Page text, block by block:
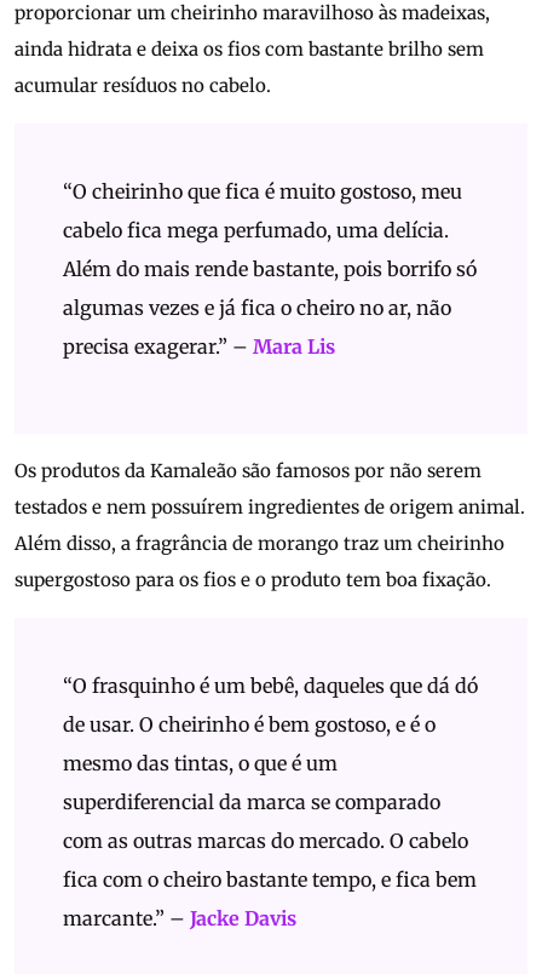
proporcionar um cheirinho maravilhoso às madeixas,
ainda hidrata e deixa os fios com bastante brilho sem
acumular resíduos no cabelo.
“O cheirinho que fica é muito gostoso, meu
cabelo fica mega perfumado, uma delícia.
Além do mais rende bastante, pois borrifo só
algumas vezes e já fica o cheiro no ar, não
precisa exagerar.” – Mara Lis
Os produtos da Kamaleão são famosos por não serem
testados e nem possuírem ingredientes de origem animal.
Além disso, a fragrância de morango traz um cheirinho
supergostoso para os fios e o produto tem boa fixação.
“O frasquinho é um bebê, daqueles que dá dó
de usar. O cheirinho é bem gostoso, e é o
mesmo das tintas, o que é um
superdiferencial da marca se comparado
com as outras marcas do mercado. O cabelo
fica com o cheiro bastante tempo, e fica bem
marcante.” – Jacke Davis